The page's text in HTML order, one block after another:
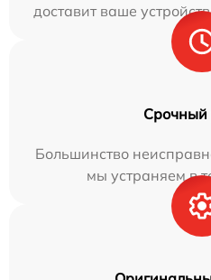
доставит ваше
Срочный
Большинство
мы устраняем в